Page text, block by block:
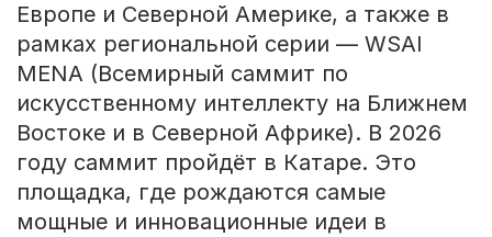
Европе и Северной Америке, а также в
рамках региональной серии — WSAI
MENA (Всемирный саммит по
искусственному интеллекту на Ближнем
Востоке и в Северной Африке). В 2026
году саммит пройдёт в Катаре. Это
площадка, где рождаются самые
мощные и инновационные идеи в